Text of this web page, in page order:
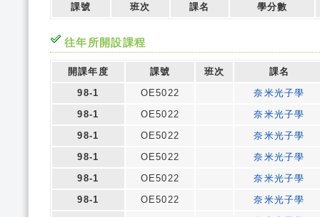
課號 班次 課名 學分數
往年所開設課程
開課年度 課號 班次
課名
98-1
OE5022
奈米光子學
98-1
OE5022
奈米光子學
98-1
OE5022
奈米光子學
98-1
OE5022
奈米光子學
98-1
OE5022
奈米光子學
98-1
OE5022
奈米光子學